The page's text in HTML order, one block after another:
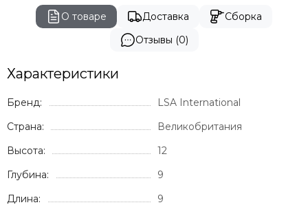
О товаре Доставка
Сборка
Отзывы (0)
Характеристики
Бренд:
LSA International
Страна:
Великобритания
Высота:
12
Глубина:
9
Длина:
9